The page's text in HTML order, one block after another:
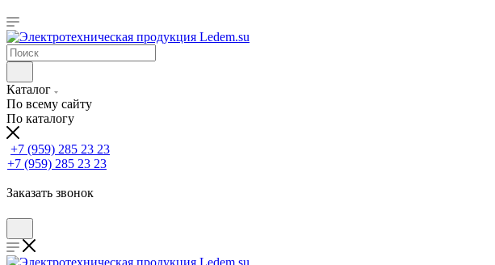
Каталог
По всему сайту
По каталогу
+7 (959) 285 23 23
+7 (959) 285 23 23
Заказать звонок